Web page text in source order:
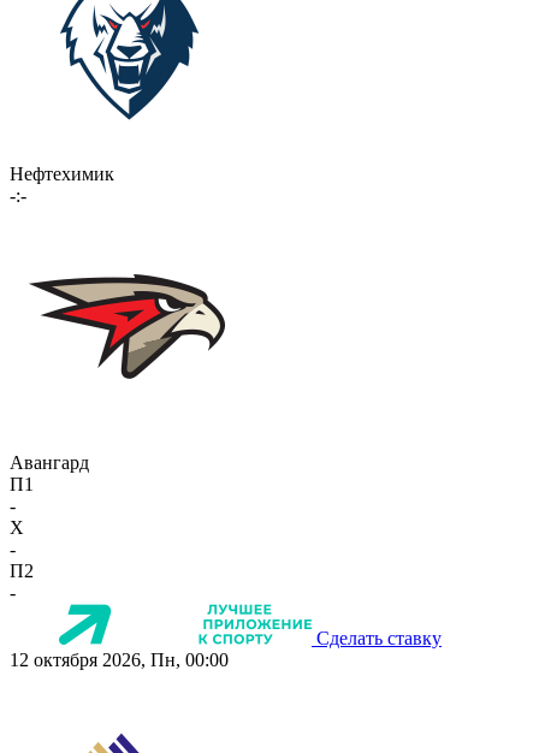
Нефтехимик
-:-
Авангард
П1
-
X
-
П2
-
Сделать ставку
12 октября 2026, Пн, 00:00